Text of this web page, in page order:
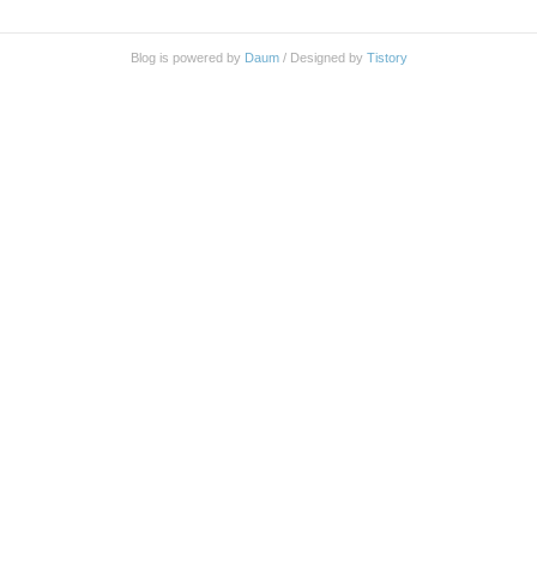
Blog is powered by Daum/ Designed by Tistory